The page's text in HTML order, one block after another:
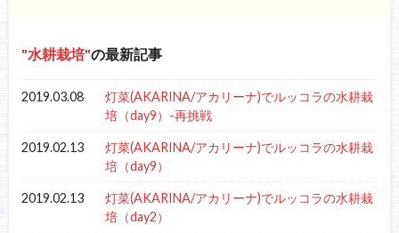
水耕栽培 の最新記事
2019.03.08
灯菜(AKARINA/アカリーナ)でルッコラの水耕栽
培（day9）-再挑戦
2019.02.13
灯菜(AKARINA/アカリーナ)でルッコラの水耕栽
培（day9）
2019.02.13
灯菜(AKARINA/アカリーナ)でルッコラの水耕栽
培（day2）